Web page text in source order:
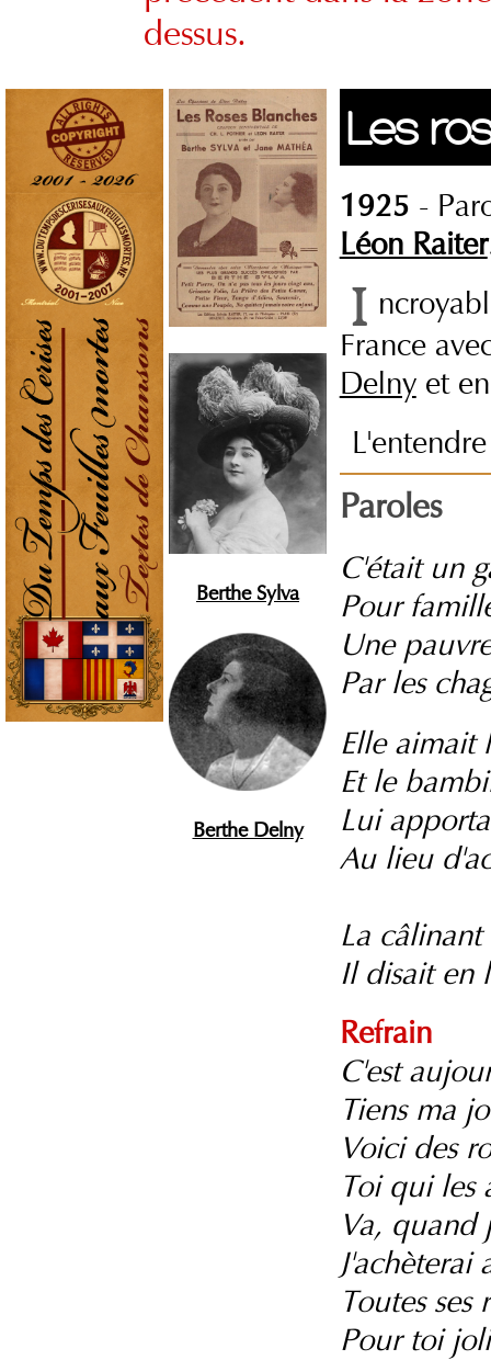
dessus.
Berthe Sylva
Berthe Delny
Les
1925 -
Léon Raiter
France
Delnyet
Paroles
C'était un
Pour
Une
Par les
Elle aimait
Et le
Lui
Au lieu
La
Il disait en
Refrain
C'est
Tiens ma
Voici des
Toi qui les
Va, quand
J'achèterai
Toutes ses
Pour toi